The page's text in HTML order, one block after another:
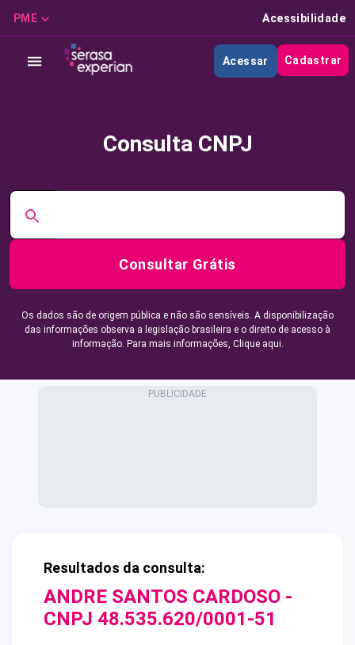
PME Acessibilidade
Acessar Cadastrar
Consulta CNPJ
Consultar Grátis
Os dados são de origem pública e não são sensíveis. A disponibilização
das informações observa a legislação brasileira e o direito de acesso à
informação. Para mais informações, Clique aqui.
Resultados da consulta:
ANDRE SANTOS CARDOSO -
CNPJ 48.535.620/0001-51